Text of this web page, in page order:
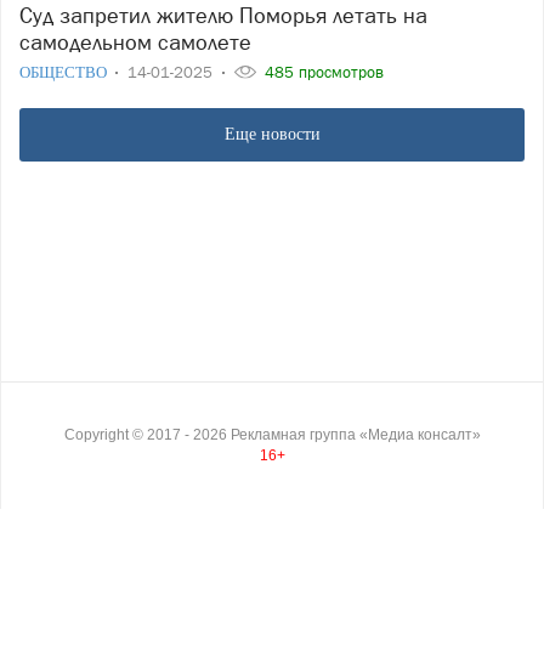
Суд запретил жителю Поморья летать на
самодельном самолете
ОБЩЕСТВО 14-01-2025 485 просмотров
Еще новости
Copyright © 2017 - 2026 Рекламная группа «Медиа консалт»
16+